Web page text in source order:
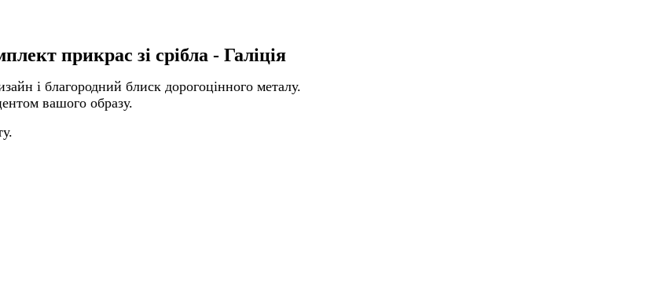
прикрас зі срібла - Галіція
і благородний блиск дорогоцінного металу.
вашого образу.